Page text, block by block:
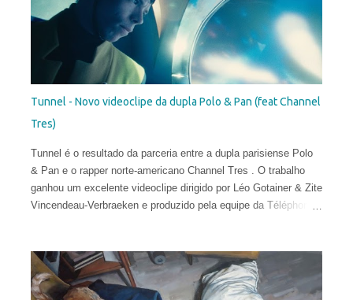
Tunnel - Novo videoclipe da dupla Polo & Pan (feat Channel
Tres)
Tunnel é o resultado da parceria entre a dupla parisiense Polo
& Pan e o rapper norte-americano Channel Tres . O trabalho
ganhou um excelente videoclipe dirigido por Léo Gotainer & Zite
Vincendeau-Verbraeken e produzido pela equipe da Téléphone